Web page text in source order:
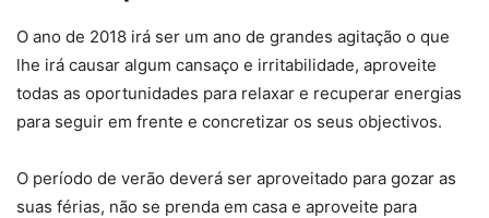
O ano de 2018 irá ser um ano de grandes agitação o que
lhe irá causar algum cansaço e irritabilidade, aproveite
todas as oportunidades para relaxar e recuperar energias
para seguir em frente e concretizar os seus objectivos.
O período de verão deverá ser aproveitado para gozar as
suas férias, não se prenda em casa e aproveite para